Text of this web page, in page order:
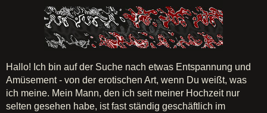
Hallo! Ich bin auf der Suche nach etwas Entspannung und
Amüsement - von der erotischen Art, wenn Du weißt, was
ich meine. Mein Mann, den ich seit meiner Hochzeit nur
selten gesehen habe, ist fast ständig geschäftlich im